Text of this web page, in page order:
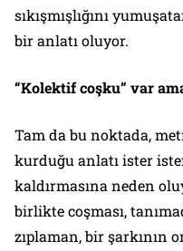
sıkışmışlığını
bir anlatı oluyor.
“Kolektif coşku” var
Tam da bu noktada,
kurduğu anlatı ister
kaldırmasına neden
birlikte coşması,
zıplaman, bir şarkının